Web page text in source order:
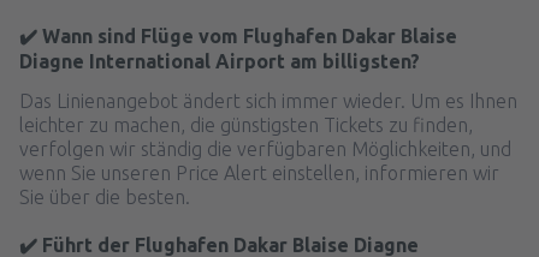
✔️ Wann sind Flüge vom Flughafen Dakar Blaise
Diagne International Airport am billigsten?
Das Linienangebot ändert sich immer wieder. Um es Ihnen
leichter zu machen, die günstigsten Tickets zu finden,
verfolgen wir ständig die verfügbaren Möglichkeiten, und
wenn Sie unseren Price Alert einstellen, informieren wir
Sie über die besten.
✔️ Führt der Flughafen Dakar Blaise Diagne